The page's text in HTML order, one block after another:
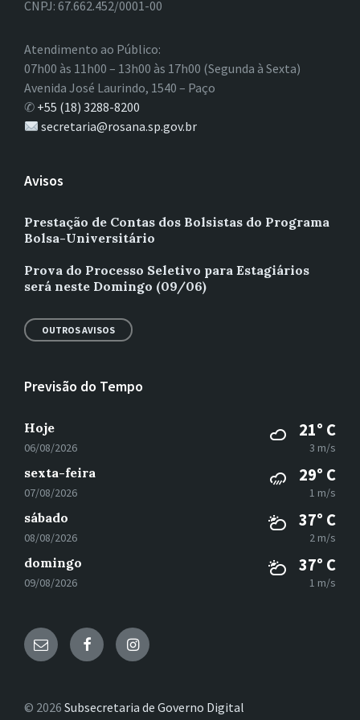
CNPJ: 67.662.452/0001-00
Atendimento ao Público:
07h00 às 11h00 – 13h00 às 17h00 (Segunda à Sexta)
Avenida José Laurindo, 1540 – Paço
✆ +55 (18) 3288-8200
secretaria@rosana.sp.gov.br
Avisos
Prestação de Contas dos Bolsistas do Programa
Bolsa-Universitário
Prova do Processo Seletivo para Estagiários
será neste Domingo (09/06)
OUTROS AVISOS
Previsão do Tempo
Hoje
06/08/2026
21° C
3 m/s
sexta-feira
07/08/2026
29° C
1 m/s
sábado
08/08/2026
37° C
2 m/s
domingo
09/08/2026
37° C
1 m/s
E- FacebookInstagram
© 2026 Subsecretaria de Governo Digital